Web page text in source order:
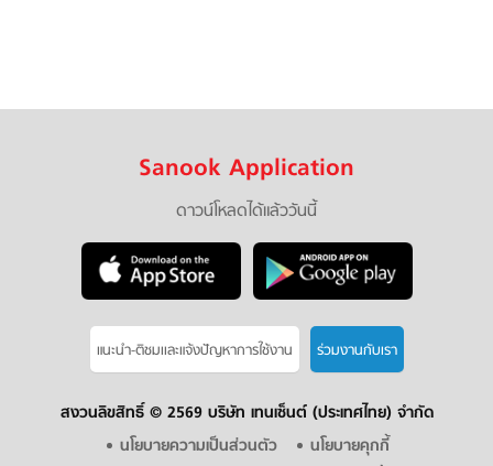
Sanook Application
ดาวน์โหลดได้แล้ววันนี้
แนะนำ-ติชมเเละแจ้งปัญหาการใช้งาน ร่วมงานกับเรา
สงวนลิขสิทธิ์ © 2569 บริษัท เทนเซ็นต์ (ประเทศไทย) จำกัด
นโยบายความเป็นส่วนตัว
นโยบายคุกกี้